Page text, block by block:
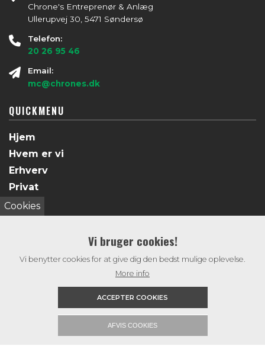
Chrone's Entreprenør & Anlæg
Ullerupvej 30, 5471 Søndersø
Telefon:
20 26 95 46
Email:
mc@chrones.dk
QUICKMENU
Hjem
Hvem er vi
Erhverv
Privat
Galleri
Cookies
Vi bruger cookies!
Vi benytter cookies for at give dig den bedst mulige oplevelse.
More info
ACCEPTER COOKIES
AFVIS COOKIES